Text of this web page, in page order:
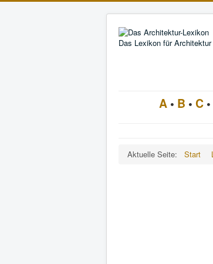
Das Lexikon für
A • B • C •
Aktuelle Seite: Start